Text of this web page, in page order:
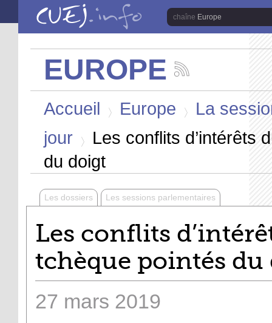
Aller au contenu principal
Europe
EUROPE
les
de
la
Europe
Accueil Europe
La
jour
Les conflits d’intérêts
du doigt
Les dossiers Les sessions parlementaires
Les conflits
tchèque pointés du
27 mars 2019